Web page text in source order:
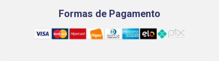
Formas de Pagamento